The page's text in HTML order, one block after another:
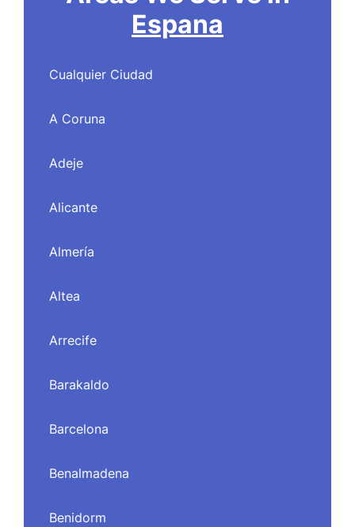
Espana
Cualquier Ciudad
A Coruna
Adeje
Alicante
Almería
Altea
Arrecife
Barakaldo
Barcelona
Benalmadena
Benidorm